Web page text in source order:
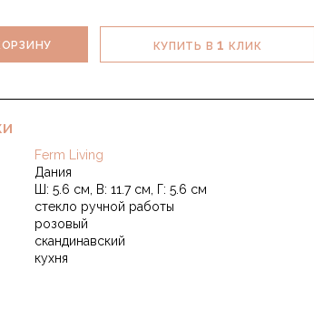
КУПИТЬ В1 КЛИК
Ferm Living
Дания
Ш: 5.6 см, В: 11.7 см, Г: 5.6 см
стекло ручной работы
розовый
скандинавский
кухня